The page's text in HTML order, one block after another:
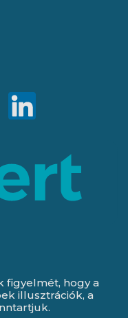
figyelmét, hogy a
illusztrációk, a